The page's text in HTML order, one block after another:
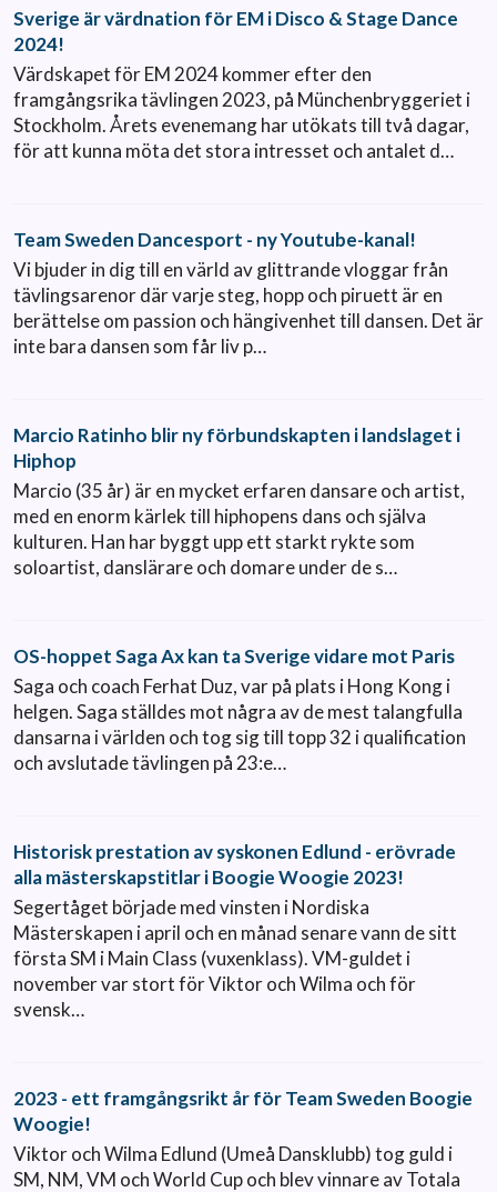
Sverige är värdnation för EM i Disco & Stage Dance
2024!
Värdskapet för EM 2024 kommer efter den
framgångsrika tävlingen 2023, på Münchenbryggeriet i
Stockholm. Årets evenemang har utökats till två dagar,
för att kunna möta det stora intresset och antalet d…
Team Sweden Dancesport - ny Youtube-kanal!
Vi bjuder in dig till en värld av glittrande vloggar från
tävlingsarenor där varje steg, hopp och piruett är en
berättelse om passion och hängivenhet till dansen. Det är
inte bara dansen som får liv p…
Marcio Ratinho blir ny förbundskapten i landslaget i
Hiphop
Marcio (35 år) är en mycket erfaren dansare och artist,
med en enorm kärlek till hiphopens dans och själva
kulturen. Han har byggt upp ett starkt rykte som
soloartist, danslärare och domare under de s…
OS-hoppet Saga Ax kan ta Sverige vidare mot Paris
Saga och coach Ferhat Duz, var på plats i Hong Kong i
helgen. Saga ställdes mot några av de mest talangfulla
dansarna i världen och tog sig till topp 32 i qualification
och avslutade tävlingen på 23:e…
Historisk prestation av syskonen Edlund - erövrade
alla mästerskapstitlar i Boogie Woogie 2023!
Segertåget började med vinsten i Nordiska
Mästerskapen i april och en månad senare vann de sitt
första SM i Main Class (vuxenklass). VM-guldet i
november var stort för Viktor och Wilma och för
svensk…
2023 - ett framgångsrikt år för Team Sweden Boogie
Woogie!
Viktor och Wilma Edlund (Umeå Dansklubb) tog guld i
SM, NM, VM och World Cup och blev vinnare av Totala